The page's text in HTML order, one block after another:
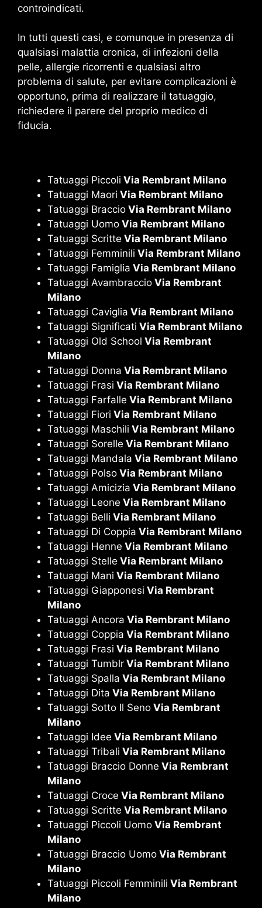
controindicati.
In tutti questi casi, e comunque in presenza di
qualsiasi malattia cronica, di infezioni della
pelle, allergie ricorrenti e qualsiasi altro
problema di salute, per evitare complicazioni è
opportuno, prima di realizzare il tatuaggio,
richiedere il parere del proprio medico di
fiducia.
Tatuaggi Piccoli Via Rembrant Milano
Tatuaggi Maori Via Rembrant Milano
Tatuaggi Braccio Via Rembrant Milano
Tatuaggi Uomo Via Rembrant Milano
Tatuaggi Scritte Via Rembrant Milano
Tatuaggi Femminili Via Rembrant Milano
Tatuaggi Famiglia Via Rembrant Milano
Tatuaggi Avambraccio Via Rembrant
Milano
Tatuaggi Caviglia Via Rembrant Milano
Tatuaggi Significati Via Rembrant Milano
Tatuaggi Old School Via Rembrant
Milano
Tatuaggi Donna Via Rembrant Milano
Tatuaggi Frasi Via Rembrant Milano
Tatuaggi Farfalle Via Rembrant Milano
Tatuaggi Fiori Via Rembrant Milano
Tatuaggi Maschili Via Rembrant Milano
Tatuaggi Sorelle Via Rembrant Milano
Tatuaggi Mandala Via Rembrant Milano
Tatuaggi Polso Via Rembrant Milano
Tatuaggi Amicizia Via Rembrant Milano
Tatuaggi Leone Via Rembrant Milano
Tatuaggi Belli Via Rembrant Milano
Tatuaggi Di Coppia Via Rembrant Milano
Tatuaggi Henne Via Rembrant Milano
Tatuaggi Stelle Via Rembrant Milano
Tatuaggi Mani Via Rembrant Milano
Tatuaggi Giapponesi Via Rembrant
Milano
Tatuaggi Ancora Via Rembrant Milano
Tatuaggi Coppia Via Rembrant Milano
Tatuaggi Frasi Via Rembrant Milano
Tatuaggi Tumblr Via Rembrant Milano
Tatuaggi Spalla Via Rembrant Milano
Tatuaggi Dita Via Rembrant Milano
Tatuaggi Sotto Il Seno Via Rembrant
Milano
Tatuaggi Idee Via Rembrant Milano
Tatuaggi Tribali Via Rembrant Milano
Tatuaggi Braccio Donne Via Rembrant
Milano
Tatuaggi Croce Via Rembrant Milano
Tatuaggi Scritte Via Rembrant Milano
Tatuaggi Piccoli Uomo Via Rembrant
Milano
Tatuaggi Braccio Uomo Via Rembrant
Milano
Tatuaggi Piccoli Femminili Via Rembrant
Milano